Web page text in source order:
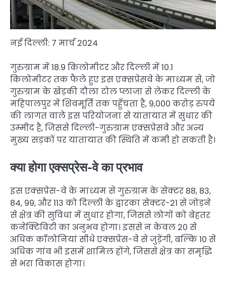
नई दिल्ली: 7 मार्च 2024
गुरुग्राम में 18.9 किलोमीटर और दिल्ली में 10.1
किलोमीटर तक फैले हुए इस एक्सप्रेसवे के माध्यम से, जो
गुरुग्राम के खेड़की दौला टोल प्लाजा से लेकर दिल्ली के
महिपालपुर में शिवमूर्ति तक पहुँचता है, 9,000 करोड़ रुपये
की लागत वाले इस परियोजना से यातायात में सुधार की
उम्मीद है, जिससे दिल्ली-गुरुग्राम एक्सप्रेसवे और अन्य
मुख्य सड़कों पर यातायात की स्थिति में कमी हो सकती है।
क्या होगा एक्सप्रेस-वे का प्रभाव
इस एक्सप्रेस-वे के माध्यम से गुरुग्राम के सेक्टर 88, 83,
84, 99, और 113 को दिल्ली के द्वारका सेक्टर-21 से जोड़ने
से क्षेत्र की सुविधा में सुधार होगा, जिससे लोगों को बेहतर
कनेक्टिविटी का अनुभव होगा। इससे न केवल 20 से
अधिक कॉलोनियां सीधे एक्सप्रेस-वे से जुड़ेंगी, बल्कि 10 से
अधिक गांव भी इसमें शामिल होंगे, जिससे क्षेत्र का समृद्धि
से भरा विकास होगा।